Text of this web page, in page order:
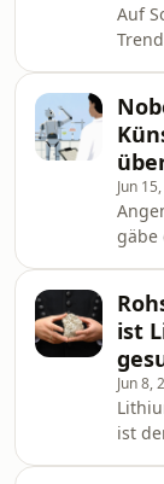
Auf
zu
vom
Jun
gäbe
noch
ist
Jun 8,
ist